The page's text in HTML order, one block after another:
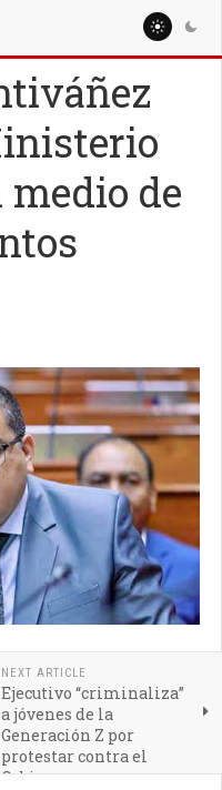
de
NEXT ARTICLE
Ejecutivo “criminaliza”
a jóvenes de la
Generación Z por
protestar contra el
Gobierno